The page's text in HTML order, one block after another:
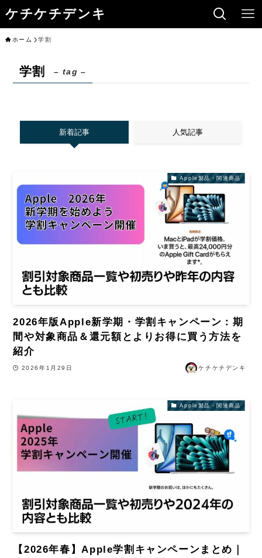
ケチケチデンキ
ホーム 学割
学割 – tag –
新着記事 人気記事
Apple製品・関連商品
2026年版Apple新学期・学割キャンペーン：期
間や対象商品＆還元額とよりお得に買う方法を
紹介
2026年1月29日 ケチケチデンキ
Apple製品・関連商品
【2026年春】Apple学割キャンペーンまとめ｜